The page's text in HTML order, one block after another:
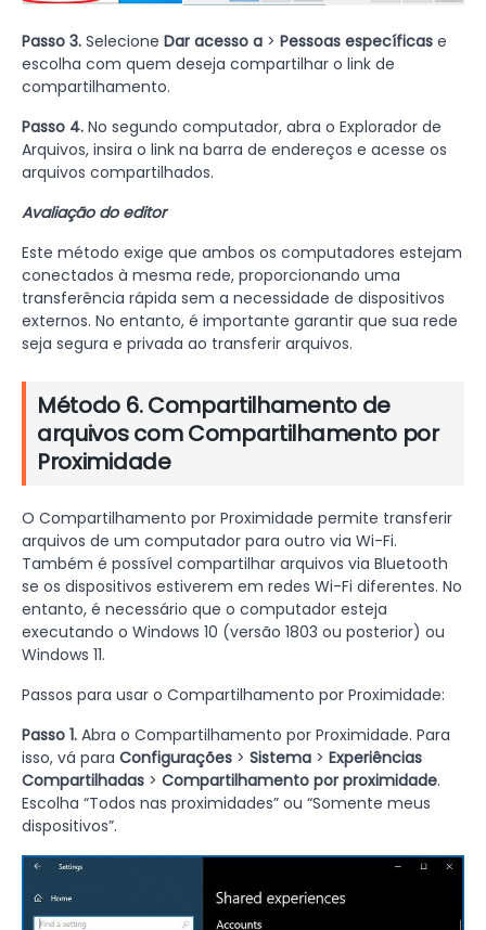
Passo 3. Selecione Dar acesso a > Pessoas específicas e
escolha com quem deseja compartilhar o link de
compartilhamento.
Passo 4. No segundo computador, abra o Explorador de
Arquivos, insira o link na barra de endereços e acesse os
arquivos compartilhados.
Avaliação do editor
Este método exige que ambos os computadores estejam
conectados à mesma rede, proporcionando uma
transferência rápida sem a necessidade de dispositivos
externos. No entanto, é importante garantir que sua rede
seja segura e privada ao transferir arquivos.
Método 6. Compartilhamento de
arquivos com Compartilhamento por
Proximidade
O Compartilhamento por Proximidade permite transferir
arquivos de um computador para outro via Wi-Fi.
Também é possível compartilhar arquivos via Bluetooth
se os dispositivos estiverem em redes Wi-Fi diferentes. No
entanto, é necessário que o computador esteja
executando o Windows 10 (versão 1803 ou posterior) ou
Windows 11.
Passos para usar o Compartilhamento por Proximidade:
Passo 1. Abra o Compartilhamento por Proximidade. Para
isso, vá para Configurações > Sistema > Experiências
Compartilhadas > Compartilhamento por proximidade.
Escolha “Todos nas proximidades” ou “Somente meus
dispositivos”.